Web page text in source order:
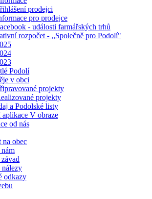
prodejci
pro prodejce
- události farmářských trhů
rozpočet - ,,Společně pro Podolí"
Podolí
v obci
projekty
projekty
a Podolské listy
V obraze
od nás
na obec
nálezy
odkazy